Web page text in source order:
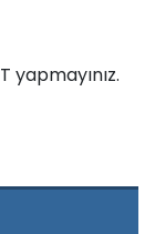
yapmayınız.